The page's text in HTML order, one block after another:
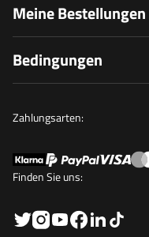
Meine Bestellungen
Bedingungen
Zahlungsarten:
Finden Sie uns: